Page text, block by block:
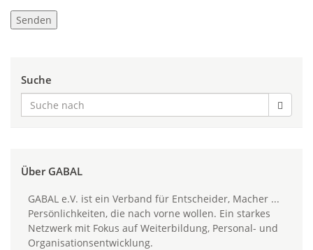
Suche
Über GABAL
GABAL e.V. ist ein Verband für Entscheider, Macher ...
Persönlichkeiten, die nach vorne wollen. Ein starkes
Netzwerk mit Fokus auf Weiterbildung, Personal- und
Organisationsentwicklung.